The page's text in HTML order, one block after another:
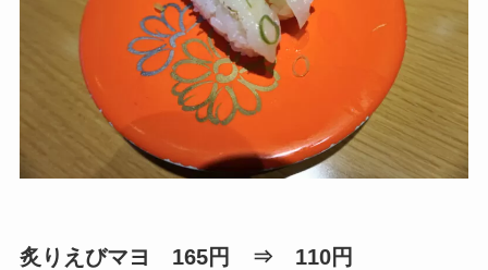
炙りえびマヨ 165円 ⇒ 110円